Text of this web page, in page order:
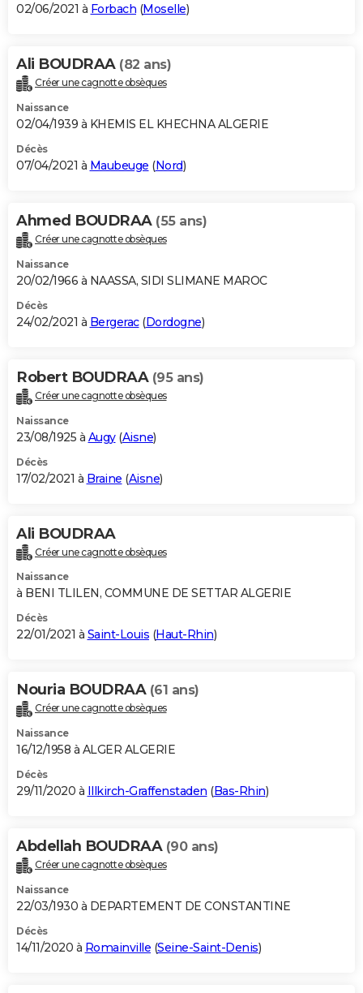
02/06/2021 à Forbach (Moselle)
Ali BOUDRAA (82 ans)
Créer une cagnotte obsèques
Naissance
02/04/1939 à KHEMIS EL KHECHNA ALGERIE
Décès
07/04/2021 à Maubeuge (Nord)
Ahmed BOUDRAA (55 ans)
Créer une cagnotte obsèques
Naissance
20/02/1966 à NAASSA, SIDI SLIMANE MAROC
Décès
24/02/2021 à Bergerac(Dordogne)
Robert BOUDRAA (95 ans)
Créer une cagnotte obsèques
Naissance
23/08/1925 à Augy(Aisne)
Décès
17/02/2021 à Braine (Aisne)
Ali BOUDRAA
Créer une cagnotte obsèques
Naissance
à BENI TLILEN, COMMUNE DE SETTAR ALGERIE
Décès
22/01/2021 à Saint-Louis (Haut-Rhin)
Nouria BOUDRAA (61 ans)
Créer une cagnotte obsèques
Naissance
16/12/1958 à ALGER ALGERIE
Décès
29/11/2020 à Illkirch-Graffenstaden (Bas-Rhin)
Abdellah BOUDRAA (90 ans)
Créer une cagnotte obsèques
Naissance
22/03/1930 à DEPARTEMENT DE CONSTANTINE
Décès
14/11/2020 à Romainville (Seine-Saint-Denis)